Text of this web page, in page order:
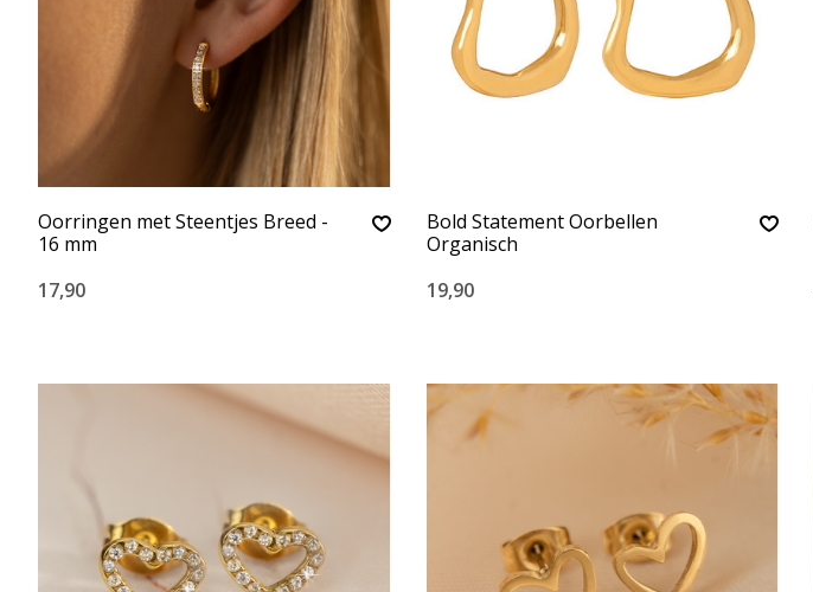
Oorringen met Steentjes Breed -
16 mm
17,90
Bold Statement Oorbellen
Organisch
19,90